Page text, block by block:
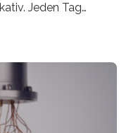
Jeden Tag
Neue
ist der Alltag in
die dieses Jahr 100
UNESCO 2025 zum